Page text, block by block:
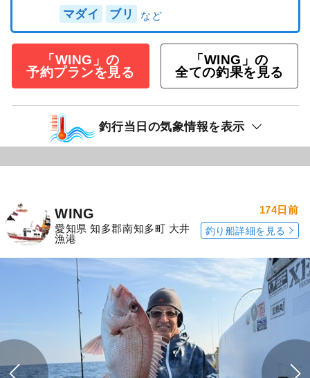
マダイ ブリ
「WING」の
予約プランを見る
「WING」の
全ての釣果を見る
釣行当日の気象情報を表示
WING
愛知県 知多郡南知多町 大井
漁港
174日前
釣り船詳細を見る